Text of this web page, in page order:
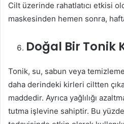
Cilt üzerinde rahatlatıcı etkisi
maskesinden hemen sonra,
Doğal Bir Tonik
Tonik, su, sabun veya
daha derindeki kirleri ciltten
maddedir. Ayrıca yağlılığı
tutma işlevine sahiptir. Bu